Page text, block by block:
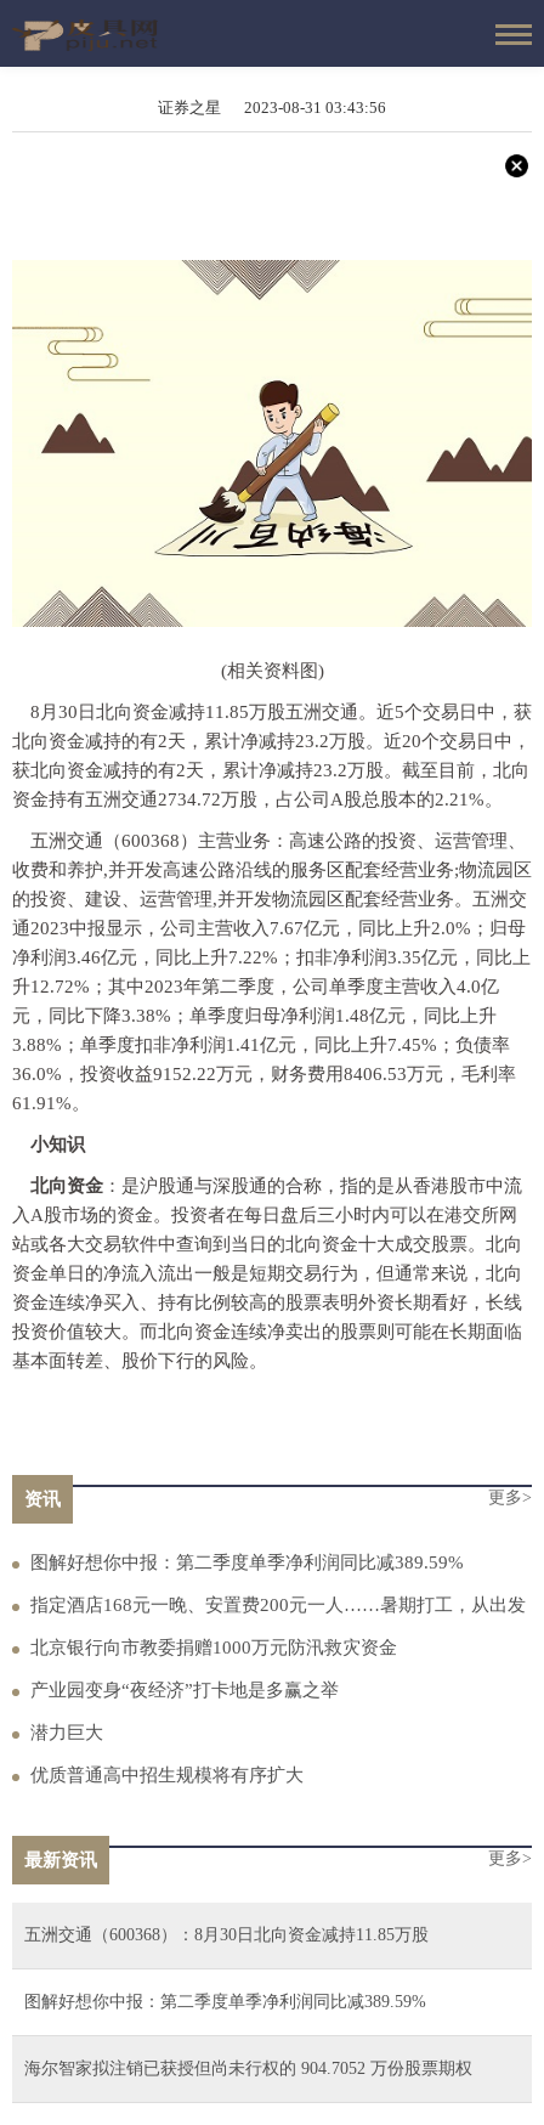
证券之星 2023-08-31 03:43:56
(相关资料图)
8月30日北向资金减持11.85万股五洲交通。近5个交易日中，获
北向资金减持的有2天，累计净减持23.2万股。近20个交易日中，
获北向资金减持的有2天，累计净减持23.2万股。截至目前，北向
资金持有五洲交通2734.72万股，占公司A股总股本的2.21%。
五洲交通（600368）主营业务：高速公路的投资、运营管理、
收费和养护,并开发高速公路沿线的服务区配套经营业务;物流园区
的投资、建设、运营管理,并开发物流园区配套经营业务。五洲交
通2023中报显示，公司主营收入7.67亿元，同比上升2.0%；归母
净利润3.46亿元，同比上升7.22%；扣非净利润3.35亿元，同比上
升12.72%；其中2023年第二季度，公司单季度主营收入4.0亿
元，同比下降3.38%；单季度归母净利润1.48亿元，同比上升
3.88%；单季度扣非净利润1.41亿元，同比上升7.45%；负债率
36.0%，投资收益9152.22万元，财务费用8406.53万元，毛利率
61.91%。
小知识
北向资金 ：是沪股通与深股通的合称，指的是从香港股市中流
入A股市场的资金。投资者在每日盘后三小时内可以在港交所网
站或各大交易软件中查询到当日的北向资金十大成交股票。北向
资金单日的净流入流出一般是短期交易行为，但通常来说，北向
资金连续净买入、持有比例较高的股票表明外资长期看好，长线
投资价值较大。而北向资金连续净卖出的股票则可能在长期面临
基本面转差、股价下行的风险。
资讯 更多>
图解好想你中报：第二季度单季净利润同比减389.59%
指定酒店168元一晚、安置费200元一人……暑期打工，从出发
到进厂，可能会遇上多少“套路”？
北京银行向市教委捐赠1000万元防汛救灾资金
产业园变身“夜经济”打卡地是多赢之举
潜力巨大
优质普通高中招生规模将有序扩大
最新资讯 更多>
五洲交通（600368）：8月30日北向资金减持11.85万股
图解好想你中报：第二季度单季净利润同比减389.59%
海尔智家拟注销已获授但尚未行权的 904.7052 万份股票期权